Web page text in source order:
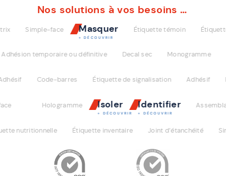
Nos solutions à vos besoins …
Simple-face Masquer
+ DÉCOUVRIR
Étiquette témoin Étiquette
temporaire ou définitive Decal sec Monogramme
Code-barres Étiquette de signalisation Adhésif
Hologramme Isoler
+ DÉCOUVRIR
Identifier
+ DÉCOUVRIR
Étiquette inventaire Joint d’étanchéité